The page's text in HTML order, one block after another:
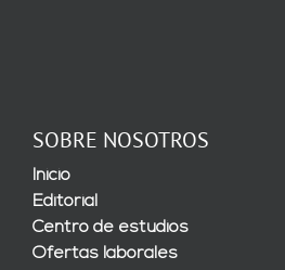
SOBRE NOSOTROS
Inicio
Editorial
Centro de estudios
Ofertas laborales